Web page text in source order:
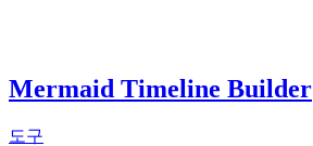
Mermaid Timeline Builder
도구